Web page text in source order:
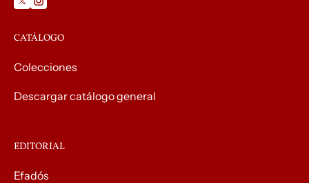
CATÁLOGO
Colecciones
Descargar catálogo general
EDITORIAL
Efadós